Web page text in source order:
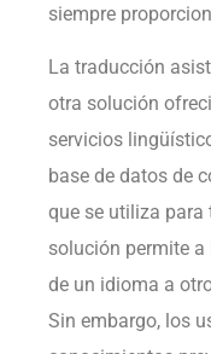
siempre
La traducción
otra solución
servicios
base de datos de
que se utiliza para
solución permite
de un idioma a
Sin embargo, los